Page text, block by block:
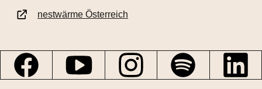
nestwärme Österreich